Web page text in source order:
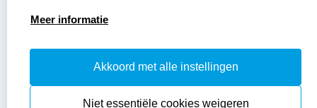
Productinformatie:
Instructiepagina
Safety Sheets
Meer informatie
Akkoord met alle instellingen
Niet essentiële cookies weigeren